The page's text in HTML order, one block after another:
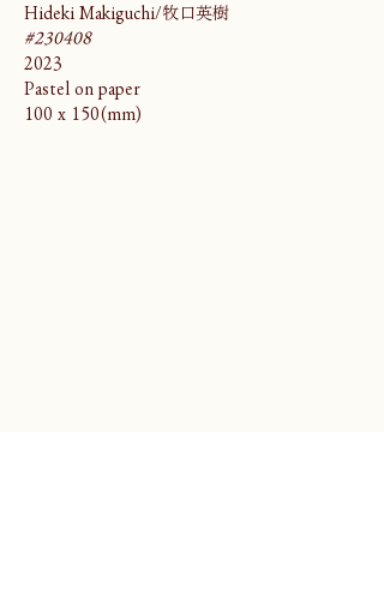
Hideki Makiguchi/牧口英樹
#230408
2023
Pastel on paper
100 x 150(mm)